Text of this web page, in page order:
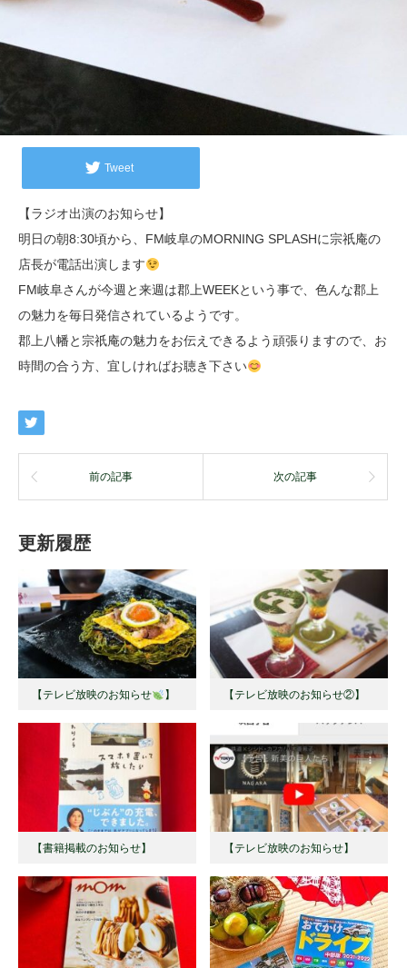
Tweet
【ラジオ出演のお知らせ】
明日の朝8:30頃から、FM岐阜のMORNING SPLASHに宗祇庵の
店長が電話出演します
FM岐阜さんが今週と来週は郡上WEEKという事で、色んな郡上
の魅力を毎日発信されているようです。
郡上八幡と宗祇庵の魅力をお伝えできるよう頑張りますので、お
時間の合う方、宜しければお聴き下さい
前の記事 次の記事
更新履歴
【テレビ放映のお知らせ 】 ⁡ 【テレビ放映のお知らせ②】
【書籍掲載のお知らせ】 【テレビ放映のお知らせ】 ⁡